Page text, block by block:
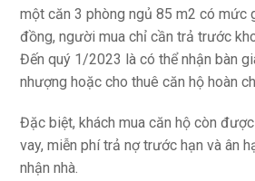
một căn 3 phòng ngủ 85 m2 có mức
đồng, người mua chỉ cần trả trước
Đến quý 1/2023 là có thể nhận bàn
nhượng hoặc cho thuê căn hộ hoàn
Đặc biệt, khách mua căn hộ còn
vay, miễn phí trả nợ trước hạn và ân
nhận nhà.